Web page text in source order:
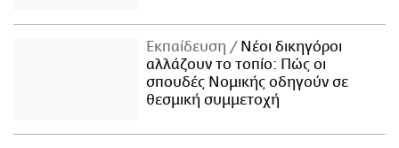
Εκπαίδευση
Νέοι δικηγόροι
αλλάζουν το τοπίο: Πώς οι
σπουδές Νομικής οδηγούν σε
θεσμική συμμετοχή